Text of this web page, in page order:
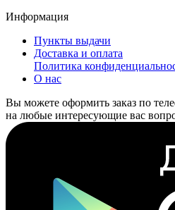
Информация
Пункты выдачи
Доставка и оплата
Политика
О нас
Вы можете оформить заказ по
на любые интересующие вас